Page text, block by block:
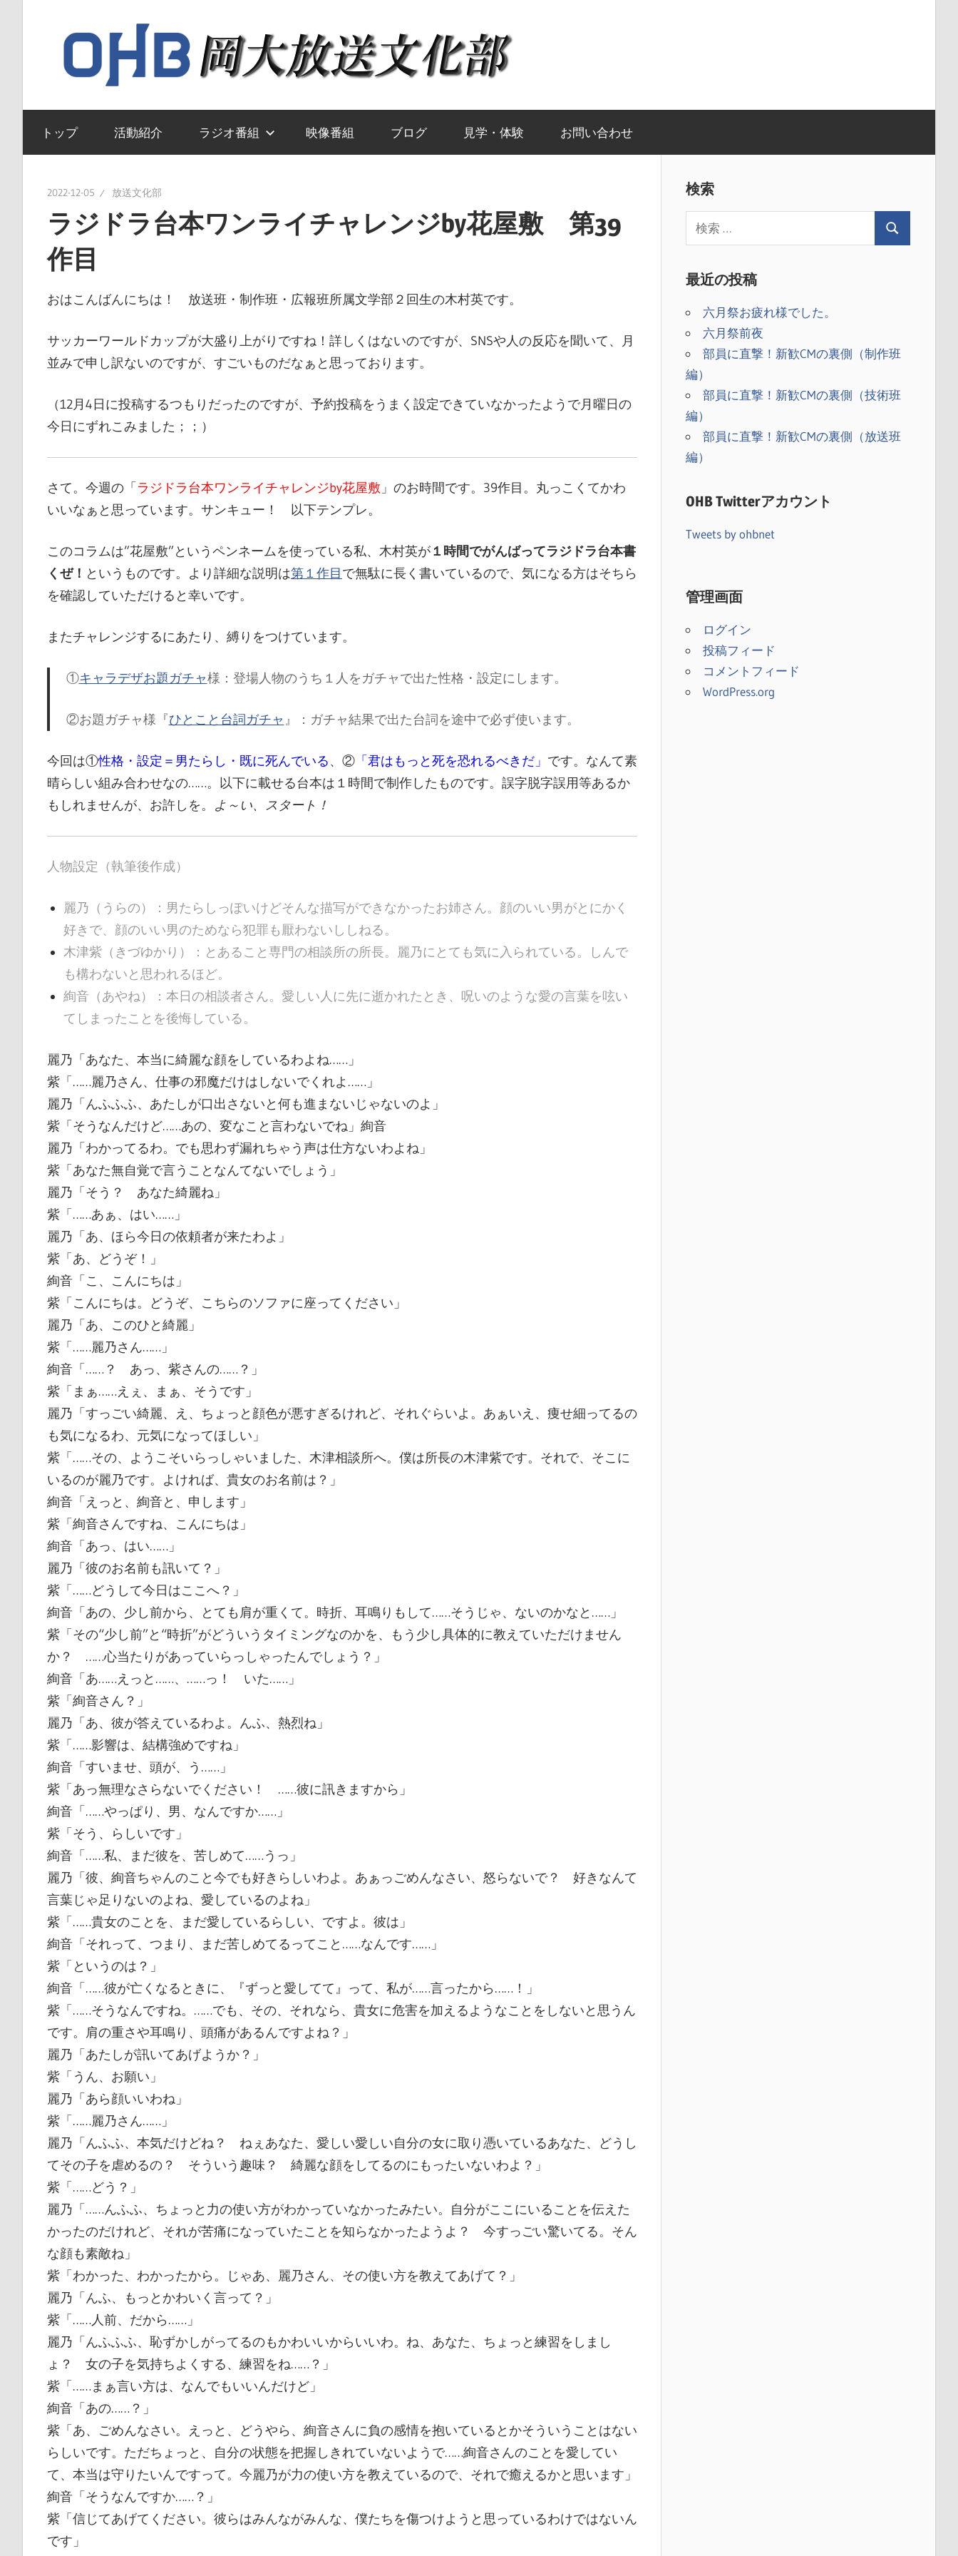
へ
キ
化
部
岡
山
大
送
文
化
部
の
ウ
ブ
ペ
ジ
で
トップ 活動紹介 ラジオ番組 映像番組 ブログ 見学・体験 お問い合わせ
2022-12-05 放送文化部
ラジドラ台本ワンライチャレンジby花屋敷 第39
作目
おはこんばんにちは！ 放送班・制作班・広報班所属文学部２回生の木村英です。
サッカーワールドカップが大盛り上がりですね！詳しくはないのですが、SNSや人の反応を聞いて、月
並みで申し訳ないのですが、すごいものだなぁと思っております。
（12月4日に投稿するつもりだったのですが、予約投稿をうまく設定できていなかったようで月曜日の
今日にずれこみました；；）
さて。今週の「ラジドラ台本ワンライチャレンジby花屋敷 」のお時間です。39作目。丸っこくてかわ
いいなぁと思っています。サンキュー！ 以下テンプレ。
このコラムは”花屋敷”というペンネームを使っている私、木村英が１時間でがんばってラジドラ台本書
くぜ！ というものです。より詳細な説明は第１作目で無駄に長く書いているので、気になる方はそちら
を確認していただけると幸いです。
またチャレンジするにあたり、縛りをつけています。
①キャラデザお題ガチャ様：登場人物のうち１人をガチャで出た性格・設定にします。
②お題ガチャ様『ひとこと台詞ガチャ 』：ガチャ結果で出た台詞を途中で必ず使います。
今回は①性格・設定＝男たらし・既に死んでいる、② 「君はもっと死を恐れるべきだ」 です。なんて素
晴らしい組み合わせなの……。以下に載せる台本は１時間で制作したものです。誤字脱字誤用等あるか
もしれませんが、お許しを。 よ～い、スタート！
人物設定（執筆後作成）
麗乃（うらの）：男たらしっぽいけどそんな描写ができなかったお姉さん。顔のいい男がとにかく
好きで、顔のいい男のためなら犯罪も厭わないししねる。
木津紫（きづゆかり）：とあること専門の相談所の所長。麗乃にとても気に入られている。しんで
も構わないと思われるほど。
絢音（あやね）：本日の相談者さん。愛しい人に先に逝かれたとき、呪いのような愛の言葉を呟い
てしまったことを後悔している。
麗乃「あなた、本当に綺麗な顔をしているわよね……」
紫「……麗乃さん、仕事の邪魔だけはしないでくれよ……」
麗乃「んふふふ、あたしが口出さないと何も進まないじゃないのよ」
紫「そうなんだけど……あの、変なこと言わないでね」絢音
麗乃「わかってるわ。でも思わず漏れちゃう声は仕方ないわよね」
紫「あなた無自覚で言うことなんてないでしょう」
麗乃「そう？ あなた綺麗ね」
紫「……あぁ、はい……」
麗乃「あ、ほら今日の依頼者が来たわよ」
紫「あ、どうぞ！」
絢音「こ、こんにちは」
紫「こんにちは。どうぞ、こちらのソファに座ってください」
麗乃「あ、このひと綺麗」
紫「……麗乃さん……」
絢音「……？ あっ、紫さんの……？」
紫「まぁ……えぇ、まぁ、そうです」
麗乃「すっごい綺麗、え、ちょっと顔色が悪すぎるけれど、それぐらいよ。あぁいえ、痩せ細ってるの
も気になるわ、元気になってほしい」
紫「……その、ようこそいらっしゃいました、木津相談所へ。僕は所長の木津紫です。それで、そこに
いるのが麗乃です。よければ、貴女のお名前は？」
絢音「えっと、絢音と、申します」
紫「絢音さんですね、こんにちは」
絢音「あっ、はい……」
麗乃「彼のお名前も訊いて？」
紫「……どうして今日はここへ？」
絢音「あの、少し前から、とても肩が重くて。時折、耳鳴りもして……そうじゃ、ないのかなと……」
紫「その“少し前”と“時折”がどういうタイミングなのかを、もう少し具体的に教えていただけません
か？ ……心当たりがあっていらっしゃったんでしょう？」
絢音「あ……えっと……、……っ！ いた……」
紫「絢音さん？」
麗乃「あ、彼が答えているわよ。んふ、熱烈ね」
紫「……影響は、結構強めですね」
絢音「すいませ、頭が、う……」
紫「あっ無理なさらないでください！ ……彼に訊きますから」
絢音「……やっぱり、男、なんですか……」
紫「そう、らしいです」
絢音「……私、まだ彼を、苦しめて……うっ」
麗乃「彼、絢音ちゃんのこと今でも好きらしいわよ。あぁっごめんなさい、怒らないで？ 好きなんて
言葉じゃ足りないのよね、愛しているのよね」
紫「……貴女のことを、まだ愛しているらしい、ですよ。彼は」
絢音「それって、つまり、まだ苦しめてるってこと……なんです……」
紫「というのは？」
絢音「……彼が亡くなるときに、『ずっと愛してて』って、私が……言ったから……！」
紫「……そうなんですね。……でも、その、それなら、貴女に危害を加えるようなことをしないと思うん
です。肩の重さや耳鳴り、頭痛があるんですよね？」
麗乃「あたしが訊いてあげようか？」
紫「うん、お願い」
麗乃「あら顔いいわね」
紫「……麗乃さん……」
麗乃「んふふ、本気だけどね？ ねぇあなた、愛しい愛しい自分の女に取り憑いているあなた、どうし
てその子を虐めるの？ そういう趣味？ 綺麗な顔をしてるのにもったいないわよ？」
紫「……どう？」
麗乃「……んふふ、ちょっと力の使い方がわかっていなかったみたい。自分がここにいることを伝えた
かったのだけれど、それが苦痛になっていたことを知らなかったようよ？ 今すっごい驚いてる。そん
な顔も素敵ね」
紫「わかった、わかったから。じゃあ、麗乃さん、その使い方を教えてあげて？」
麗乃「んふ、もっとかわいく言って？」
紫「……人前、だから……」
麗乃「んふふふ、恥ずかしがってるのもかわいいからいいわ。ね、あなた、ちょっと練習をしまし
ょ？ 女の子を気持ちよくする、練習をね……？」
紫「……まぁ言い方は、なんでもいいんだけど」
絢音「あの……？」
紫「あ、ごめんなさい。えっと、どうやら、絢音さんに負の感情を抱いているとかそういうことはない
らしいです。ただちょっと、自分の状態を把握しきれていないようで……絢音さんのことを愛してい
て、本当は守りたいんですって。今麗乃が力の使い方を教えているので、それで癒えるかと思います」
絢音「そうなんですか……？」
紫「信じてあげてください。彼らはみんながみんな、僕たちを傷つけようと思っているわけではないん
です」
検索
最近の投稿
六月祭お疲れ様でした。
六月祭前夜
部員に直撃！新歓CMの裏側（制作班
編）
部員に直撃！新歓CMの裏側（技術班
編）
部員に直撃！新歓CMの裏側（放送班
編）
OHB Twitterアカウント
Tweets by ohbnet
管理画面
ログイン
投稿フィード
コメントフィード
WordPress.org